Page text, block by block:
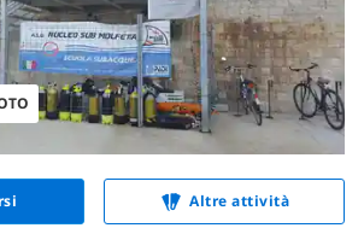
Altre attività